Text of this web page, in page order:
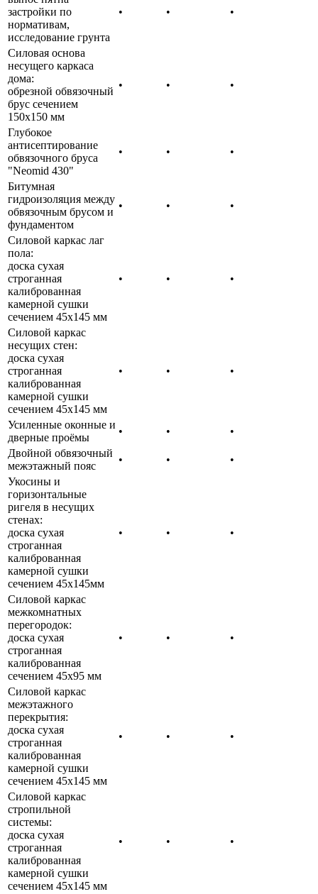
застройки по
нормативам,
исследование грунта
• • •
Силовая основа
несущего каркаса
дома:
обрезной обвязочный
брус сечением
150х150 мм
• • •
Глубокое
антисептирование
обвязочного бруса
"Neomid 430"
• • •
Битумная
гидроизоляция между
обвязочным брусом и
фундаментом
• • •
Силовой каркас лаг
пола:
доска сухая
строганная
калиброванная
камерной сушки
сечением 45х145 мм
• • •
Силовой каркас
несущих стен:
доска сухая
строганная
калиброванная
камерной сушки
сечением 45х145 мм
• • •
Усиленные оконные и
дверные проёмы
• •
•
Двойной обвязочный
межэтажный пояс
• •
•
Укосины и
горизонтальные
ригеля в несущих
стенах:
доска сухая
строганная
калиброванная
камерной сушки
сечением 45х145мм
• • •
Силовой каркас
межкомнатных
перегородок:
доска сухая
строганная
калиброванная
сечением 45х95 мм
• • •
Силовой каркас
межэтажного
перекрытия:
доска сухая
строганная
калиброванная
камерной сушки
сечением 45х145 мм
• • •
Силовой каркас
стропильной
системы:
доска сухая
строганная
калиброванная
камерной сушки
сечением 45х145 мм
• • •